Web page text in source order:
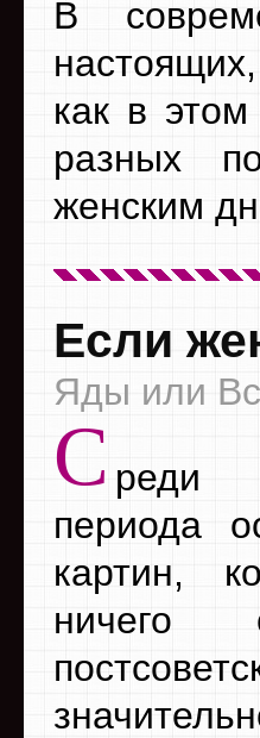
В
как в
разных
женским
Если
Яды или
С реди
периода
картин,
ничего